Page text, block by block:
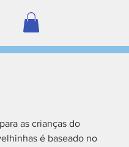
as crianças do
é baseado no